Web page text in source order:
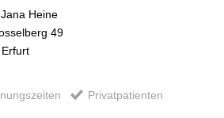
Heine
49
Erfurt
Privatpatienten